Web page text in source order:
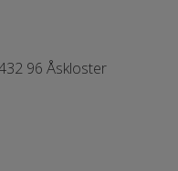
96 Åskloster